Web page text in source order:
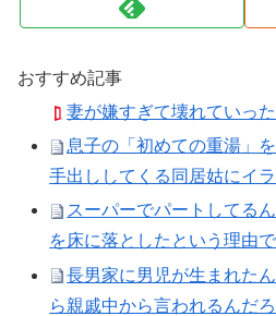
おすすめ記事
妻が嫌すぎて壊れていっ
息子の「初めての重湯」
手出ししてくる同居姑にイ
スーパーでパートしてる
を床に落としたという理由
長男家に男児が生まれた
ら親戚中から言われるんだ